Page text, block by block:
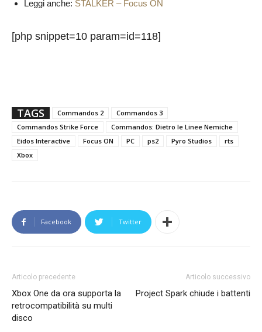
Leggi anche: STALKER – Focus ON
[php snippet=10 param=id=118]
TAGS Commandos 2
Commandos 3
Commandos Strike Force
Commandos: Dietro le Linee Nemiche
Eidos Interactive
Focus ON PC ps2 Pyro Studios
rts
Xbox
Facebook Twitter
Articolo precedente
Xbox One da ora supporta la
retrocompatibilità su multi
disco
Articolo successivo
Project Spark chiude i battenti